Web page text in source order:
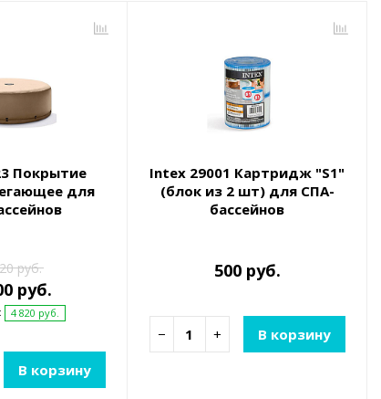
Покрытие
для
руб.
руб.
4 820 руб.
В корзину
Intex 29001 Картридж "S1"
(блок из 2 шт) для СПА-
бассейнов
500 руб.
− + В корзину